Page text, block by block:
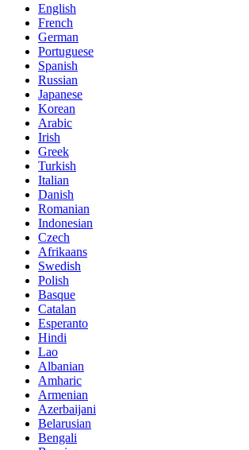
English
French
German
Portuguese
Spanish
Russian
Japanese
Korean
Arabic
Irish
Greek
Turkish
Italian
Danish
Romanian
Indonesian
Czech
Afrikaans
Swedish
Polish
Basque
Catalan
Esperanto
Hindi
Lao
Albanian
Amharic
Armenian
Azerbaijani
Belarusian
Bengali